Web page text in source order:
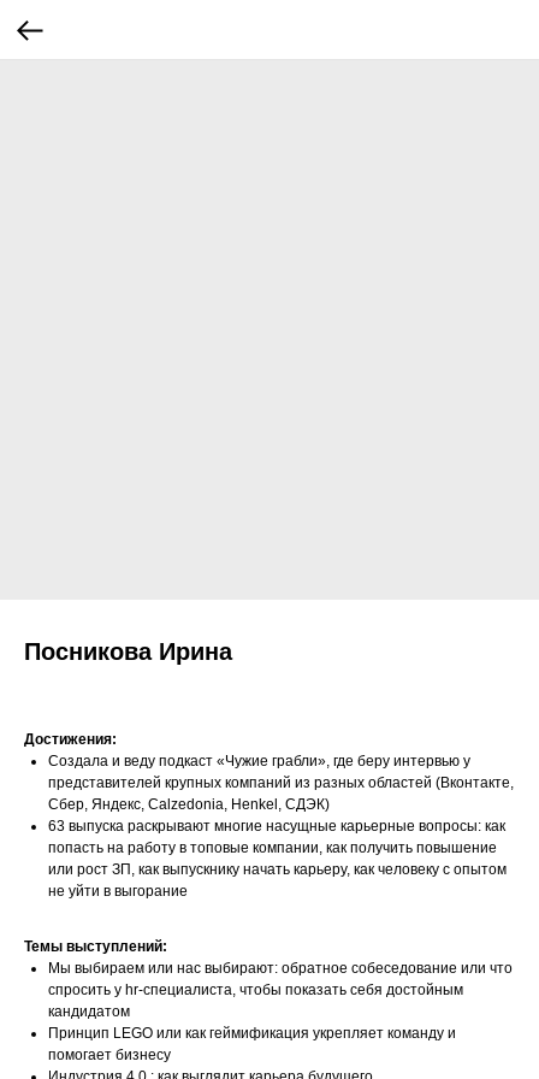
Посникова Ирина
Достижения:
Создала и веду подкаст «Чужие грабли», где беру интервью у
представителей крупных компаний из разных областей (Вконтакте,
Сбер, Яндекс, Calzedonia, Henkel, СДЭК)
63 выпуска раскрывают многие насущные карьерные вопросы: как
попасть на работу в топовые компании, как получить повышение
или рост ЗП, как выпускнику начать карьеру, как человеку с опытом
не уйти в выгорание
Темы выступлений:
Мы выбираем или нас выбирают: обратное собеседование или что
спросить у hr-специалиста, чтобы показать себя достойным
кандидатом
Принцип LEGO или как геймификация укрепляет команду и
помогает бизнесу